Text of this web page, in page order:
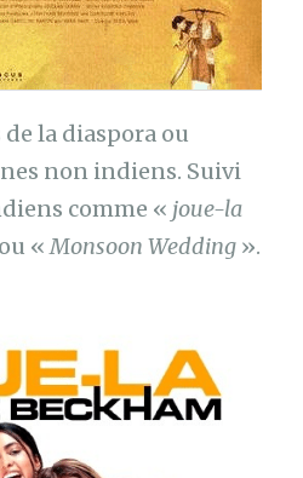
la diaspora ou
non indiens. Suivi
comme « joue-la
« Monsoon Wedding ».